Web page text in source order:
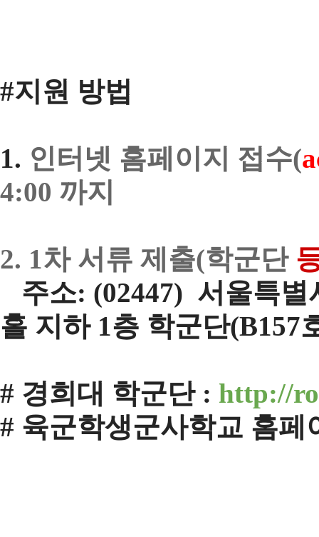
#지원 방법
1. 인터넷 홈페이지 접수(
4:00 까지
2. 1차 서류 제출(학군단
주소: (02447) 서울특별
홀 지하 1층 학군단(B157
# 경희대 학군단: http://
# 육군학생군사학교 홈